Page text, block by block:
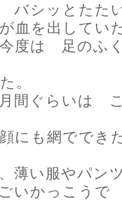
バシッとたた
血を出してい
度は 足のふ
。
間ぐらいは
にも網ででき
薄い服やパン
いかっこうで